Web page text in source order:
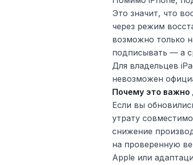
Это значит, что
через режим
возможно только
подписывать — а
Для владельцев
невозможен
Почему это важно
Если вы
утрату
снижение
на проверенную
Apple или